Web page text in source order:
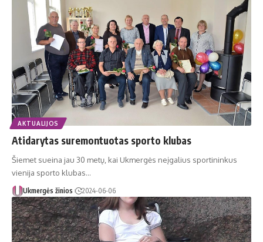
AKTUALIJOS
Atidarytas suremontuotas sporto klubas
Šiemet sueina jau 30 metų, kai Ukmergės neįgalius sportininkus
vienija sporto klubas…
Ukmergės žinios 2024-06-06